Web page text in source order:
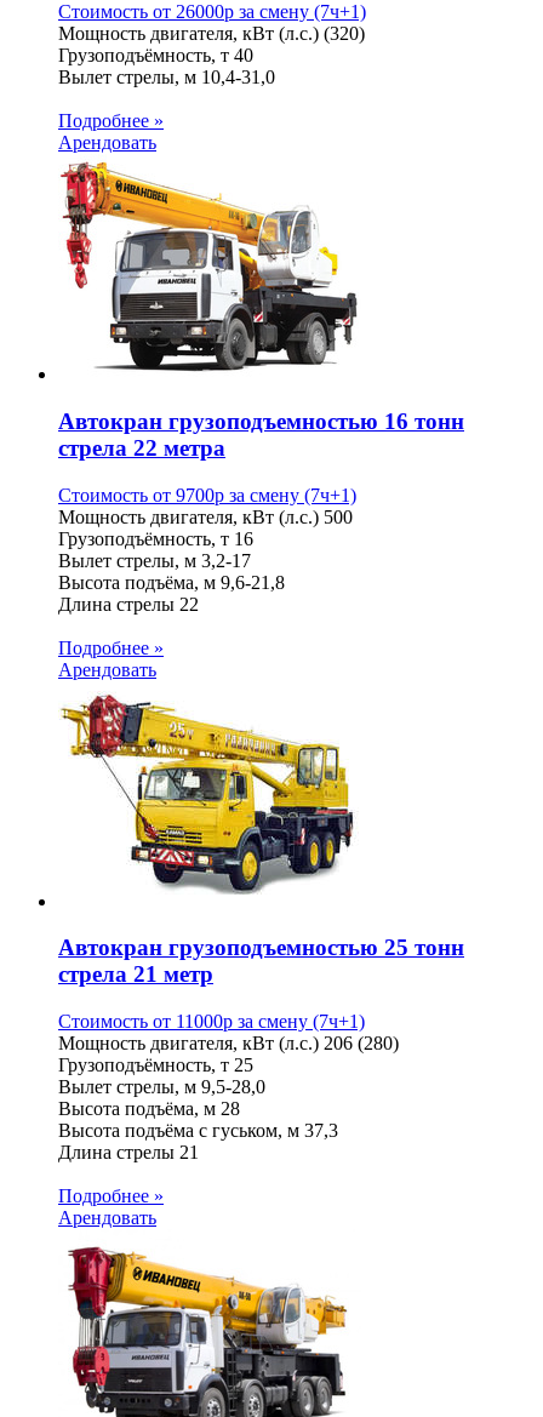
Стоимость от 26000p за смену (7ч+1)
Мощность двигателя, кВт (л.с.) (320)
Грузоподъёмность, т 40
Вылет стрелы, м 10,4-31,0
Подробнее »
Арендовать
Автокран грузоподъемностью 16 тонн
стрела 22 метра
Стоимость от 9700p за смену (7ч+1)
Мощность двигателя, кВт (л.с.) 500
Грузоподъёмность, т 16
Вылет стрелы, м 3,2-17
Высота подъёма, м 9,6-21,8
Длина стрелы 22
Подробнее »
Арендовать
Автокран грузоподъемностью 25 тонн
стрела 21 метр
Стоимость от 11000p за смену (7ч+1)
Мощность двигателя, кВт (л.с.) 206 (280)
Грузоподъёмность, т 25
Вылет стрелы, м 9,5-28,0
Высота подъёма, м 28
Высота подъёма с гуськом, м 37,3
Длина стрелы 21
Подробнее »
Арендовать